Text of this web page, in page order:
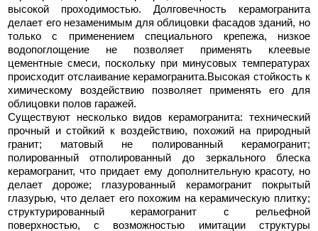
высокой проходимостью. Долговечность керамогранита
делает его незаменимым для облицовки фасадов зданий, но
только с применением специального крепежа, низкое
водопоглощение не позволяет применять клеевые
цементные смеси, поскольку при минусовых температурах
происходит отслаивание керамогранита.Высокая стойкость к
химическому воздействию позволяет применять его для
облицовки полов гаражей.
Существуют несколько видов керамогранита: технический
прочный и стойкий к воздействию, похожий на природный
гранит; матовый не полированный керамогранит;
полированный отполированный до зеркального блеска
керамогранит, что придает ему дополнительную красоту, но
делает дороже; глазурованный керамогранит покрытый
глазурью, что делает его похожим на керамическую плитку;
структурированный керамогранит с рельефной
поверхностью, с возможностью имитации структуры